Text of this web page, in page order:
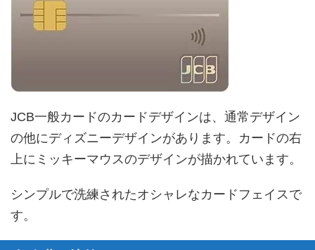
JCB一般カードのカードデザインは、通常デザイン
の他にディズニーデザインがあります。カードの右
上にミッキーマウスのデザインが描かれています。
シンプルで洗練されたオシャレなカードフェイスで
す。